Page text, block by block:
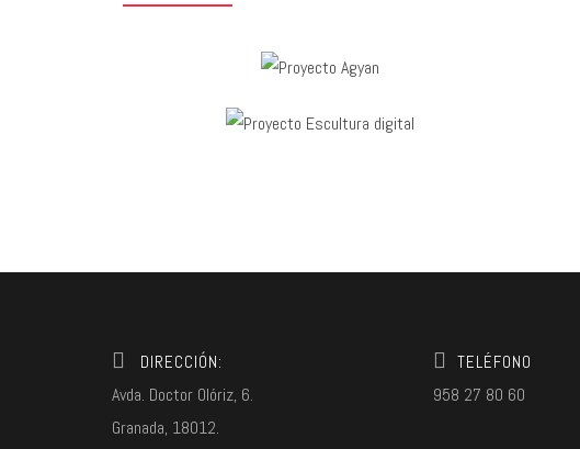
DIRECCIÓN:
Avda. Doctor Olóriz, 6.
Granada, 18012.
TELÉFONO
958 27 80 60